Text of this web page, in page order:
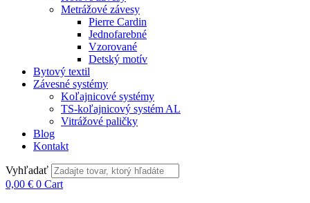
Metrážové závesy
Pierre Cardin
Jednofarebné
Vzorované
Detský motív
Bytový textil
Závesné systémy
Koľajnicové systémy
TS-koľajnicový systém AL
Vitrážové paličky
Blog
Kontakt
Vyhľadať
0,00 € 0 Cart